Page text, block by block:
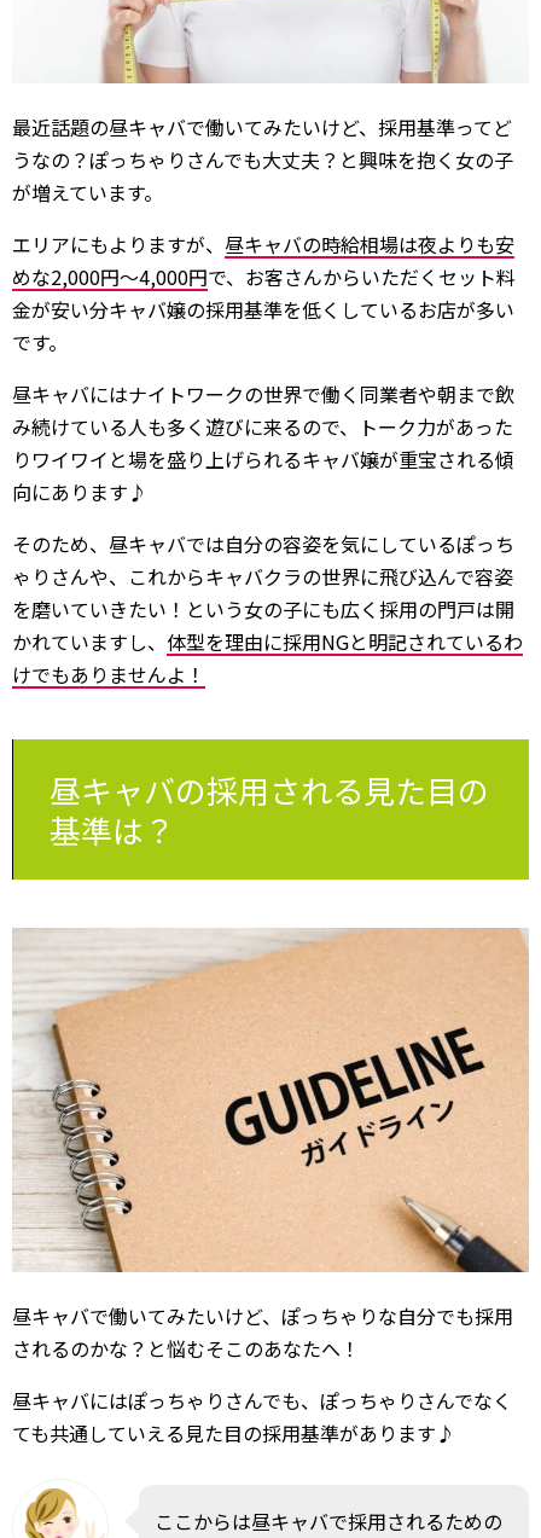
最近話題の昼キャバで働いてみたいけど、採用基準ってど
うなの？ぽっちゃりさんでも大丈夫？と興味を抱く女の子
が増えています。
エリアにもよりますが、 昼キャバの時給相場は夜よりも安
めな2,000円〜4,000円で、お客さんからいただくセット料
金が安い分キャバ嬢の採用基準を低くしているお店が多い
です。
昼キャバにはナイトワークの世界で働く同業者や朝まで飲
み続けている人も多く遊びに来るので、トーク力があった
りワイワイと場を盛り上げられるキャバ嬢が重宝される傾
向にあります♪
そのため、昼キャバでは自分の容姿を気にしているぽっち
ゃりさんや、これからキャバクラの世界に飛び込んで容姿
を磨いていきたい！という女の子にも広く採用の門戸は開
かれていますし、 体型を理由に採用NGと明記されているわ
けでもありませんよ！
昼キャバの採用される見た目の
基準は？
昼キャバで働いてみたいけど、ぽっちゃりな自分でも採用
されるのかな？と悩むそこのあなたへ！
昼キャバにはぽっちゃりさんでも、ぽっちゃりさんでなく
ても共通していえる見た目の採用基準があります♪
ここからは昼キャバで採用されるための